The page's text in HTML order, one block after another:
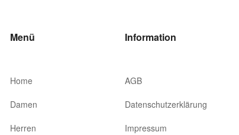
Menü
Home
Damen
Herren
Information
AGB
Datenschutzerklärung
Impressum